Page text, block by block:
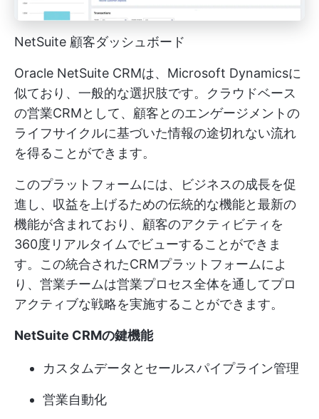
NetSuite 顧客ダッシュボード
Oracle NetSuite CRMは、Microsoft Dynamicsに
似ており、一般的な選択肢です。クラウドベース
の営業CRMとして、顧客とのエンゲージメントの
ライフサイクルに基づいた情報の途切れない流れ
を得ることができます。
このプラットフォームには、ビジネスの成長を促
進し、収益を上げるための伝統的な機能と最新の
機能が含まれており、顧客のアクティビティを
360度リアルタイムでビューすることができま
す。この統合されたCRMプラットフォームによ
り、営業チームは営業プロセス全体を通してプロ
アクティブな戦略を実施することができます。
NetSuite CRMの鍵機能
カスタムデータとセールスパイプライン管理
営業自動化